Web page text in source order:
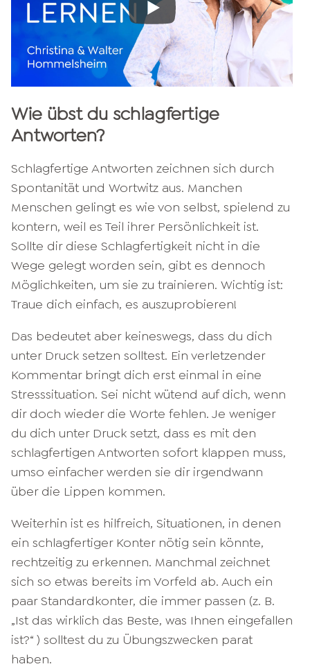
Wie übst du schlagfertige
Antworten?
Schlagfertige Antworten zeichnen sich durch
Spontanität und Wortwitz aus. Manchen
Menschen gelingt es wie von selbst, spielend zu
kontern, weil es Teil ihrer Persönlichkeit ist.
Sollte dir diese Schlagfertigkeit nicht in die
Wege gelegt worden sein, gibt es dennoch
Möglichkeiten, um sie zu trainieren. Wichtig ist:
Traue dich einfach, es auszuprobieren!
Das bedeutet aber keineswegs, dass du dich
unter Druck setzen solltest. Ein verletzender
Kommentar bringt dich erst einmal in eine
Stresssituation. Sei nicht wütend auf dich, wenn
dir doch wieder die Worte fehlen. Je weniger
du dich unter Druck setzt, dass es mit den
schlagfertigen Antworten sofort klappen muss,
umso einfacher werden sie dir irgendwann
über die Lippen kommen.
Weiterhin ist es hilfreich, Situationen, in denen
ein schlagfertiger Konter nötig sein könnte,
rechtzeitig zu erkennen. Manchmal zeichnet
sich so etwas bereits im Vorfeld ab. Auch ein
paar Standardkonter, die immer passen (z. B.
„Ist das wirklich das Beste, was Ihnen eingefallen
ist?“ ) solltest du zu Übungszwecken parat
haben.